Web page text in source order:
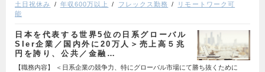
土日祝休み
年収600万以上 フレックス勤務
リモートワーク可
能
日本を代表する世界5位の日系グローバル
SIer企業／国内外に20万人＞売上高５兆
円を誇り、公共／金融…
【職務内容】 ＜日系企業の競争力、特にグローバル市場にて勝ち抜くために